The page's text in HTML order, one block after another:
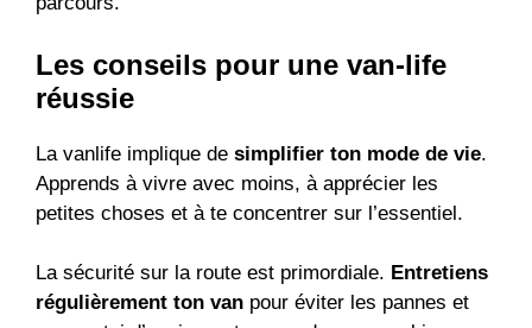
Les conseils pour une van-life
réussie
La vanlife implique de simplifier ton mode de vie.
Apprends à vivre avec moins, à apprécier les
petites choses et à te concentrer sur l’essentiel.
La sécurité sur la route est primordiale. Entretiens
régulièrement ton van pour éviter les pannes et